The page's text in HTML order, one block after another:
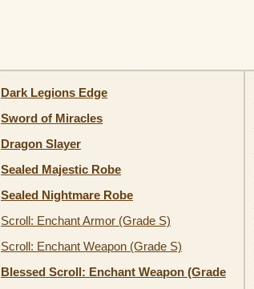
Dark Legions Edge
Sword of Miracles
Dragon Slayer
Sealed Majestic Robe
Sealed Nightmare Robe
Scroll: Enchant Armor (Grade S)
Scroll: Enchant Weapon (Grade S)
Blessed Scroll: Enchant Weapon (Grade